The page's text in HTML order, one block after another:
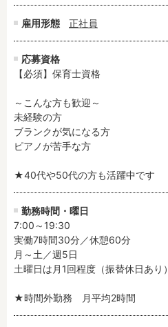
雇用形態 正社員
応募資格
【必須】保育士資格
～こんな方も歓迎～
未経験の方
ブランクが気になる方
ピアノが苦手な方
★40代や50代の方も活躍中です
勤務時間・曜日
7:00～19:30
実働7時間30分／休憩60分
月～土／週5日
土曜日は月1回程度（振替休日あり）
★時間外勤務　月平均2時間
フリーワード検索